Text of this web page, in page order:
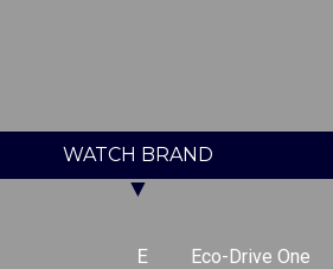
WATCH BRAND
▼
E Eco-Drive One